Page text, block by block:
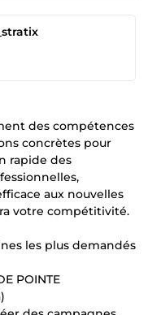
des compétences
concrètes pour
rapide des
aux nouvelles
votre compétitivité.
les plus demandés
POINTE